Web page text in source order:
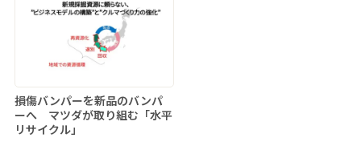
損傷バンパーを新品のバンパ
ーへ マツダが取り組む「水平
リサイクル」